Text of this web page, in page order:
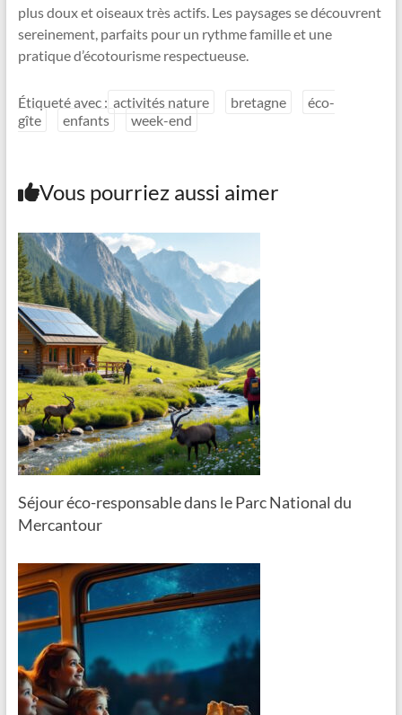
plus doux et oiseaux très actifs. Les paysages se découvrent
sereinement, parfaits pour un rythme famille et une
pratique d’écotourisme respectueuse.
Étiqueté avec : activités nature bretagne
éco-
gîte
enfants week-end
Vous pourriez aussi aimer
Séjour éco-responsable dans le Parc National du
Mercantour